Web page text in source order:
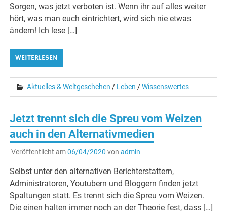
Sorgen, was jetzt verboten ist. Wenn ihr auf alles weiter
hört, was man euch eintrichtert, wird sich nie etwas
ändern! Ich lese […]
WEITERLESEN
Aktuelles & Weltgeschehen / Leben /Wissenswertes
Jetzt trennt sich die Spreu vom Weizen
auch in den Alternativmedien
Veröffentlicht am06/04/2020 von admin
Selbst unter den alternativen Berichterstattern,
Administratoren, Youtubern und Bloggern finden jetzt
Spaltungen statt. Es trennt sich die Spreu vom Weizen.
Die einen halten immer noch an der Theorie fest, dass […]